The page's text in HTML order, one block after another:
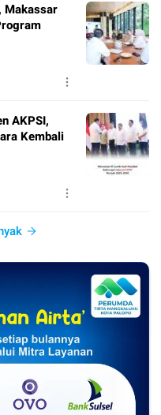
Makassar
AKPSI,
Kembali